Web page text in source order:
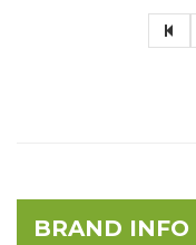
BRAND INFO